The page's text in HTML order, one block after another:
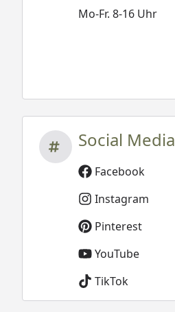
Mo-Fr. 8-16 Uhr
Social Media
Facebook
Instagram
Pinterest
YouTube
TikTok